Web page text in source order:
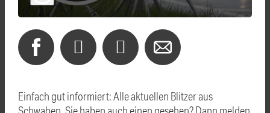
Einfach gut informiert: Alle aktuellen Blitzer aus